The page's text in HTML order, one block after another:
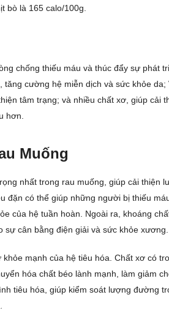
bò là 165 calo/100g.
chống thiếu máu và thúc đẩy sự phát
cường hệ miễn dịch và sức khỏe da;
tâm trạng; và nhiều chất xơ, giúp cải
hơn.
Muống
nhất trong rau muống, giúp cải thiện
đặn có thể giúp những người bị thiếu
của hệ tuần hoàn. Ngoài ra, khoáng
cân bằng điện giải và sức khỏe xương.
mạnh của hệ tiêu hóa. Chất xơ có
hóa chất béo lành mạnh, làm giảm
tiêu hóa, giúp kiểm soát lượng đường